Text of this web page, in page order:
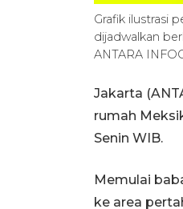
Grafik ilustrasi
dijadwalkan
ANTARA
Jakarta
rumah
Senin WIB.
Memulai
ke area